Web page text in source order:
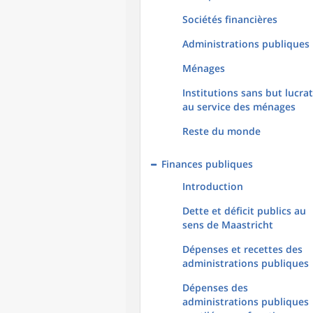
Sociétés financières
Administrations publiques
Ménages
Institutions sans but
au service des ménages
Reste du monde
Finances publiques
Introduction
Dette et déficit publics au
sens de Maastricht
Dépenses et recettes des
administrations publiques
Dépenses des
administrations publiques